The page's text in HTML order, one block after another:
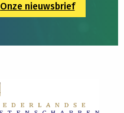
Onze nieuwsbrief